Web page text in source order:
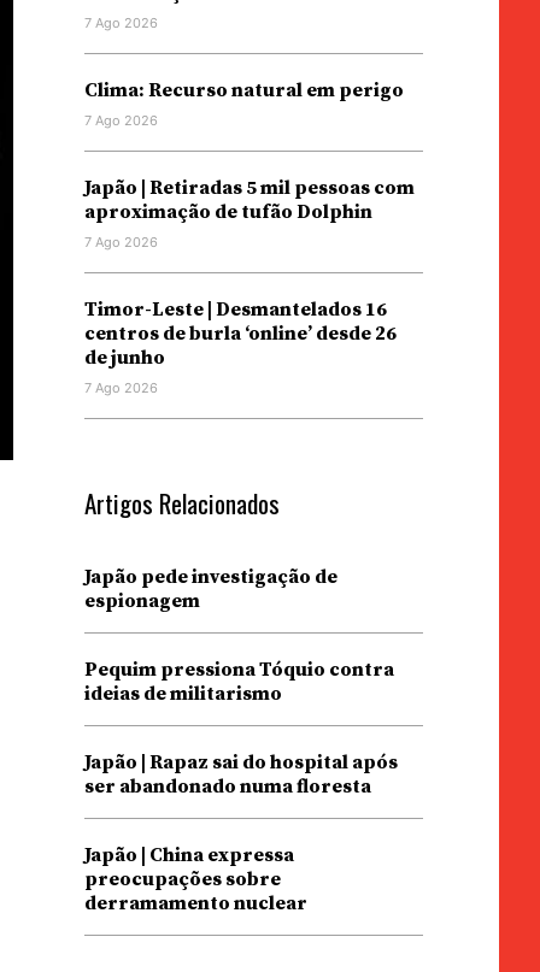
7 Ago 2026
Clima: Recurso natural em perigo
7 Ago 2026
Japão | Retiradas 5 mil pessoas com
aproximação de tufão Dolphin
7 Ago 2026
Timor-Leste | Desmantelados 16
centros de burla ‘online’ desde 26
de junho
7 Ago 2026
Artigos Relacionados
Japão pede investigação de
espionagem
Pequim pressiona Tóquio contra
ideias de militarismo
Japão | Rapaz sai do hospital após
ser abandonado numa floresta
Japão | China expressa
preocupações sobre
derramamento nuclear